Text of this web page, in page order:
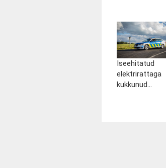
Iseehitatud
elektrirattaga
kukkunud...